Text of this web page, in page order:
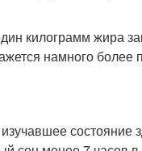
килограмм жира
намного
состояние